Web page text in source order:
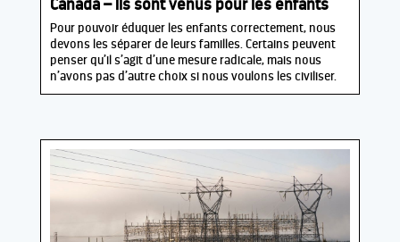
Canada – Ils sont venus pour les enfants
Pour pouvoir éduquer les enfants correctement, nous
devons les séparer de leurs familles. Certains peuvent
penser qu’il s’agit d’une mesure radicale, mais nous
n’avons pas d’autre choix si nous voulons les civiliser.